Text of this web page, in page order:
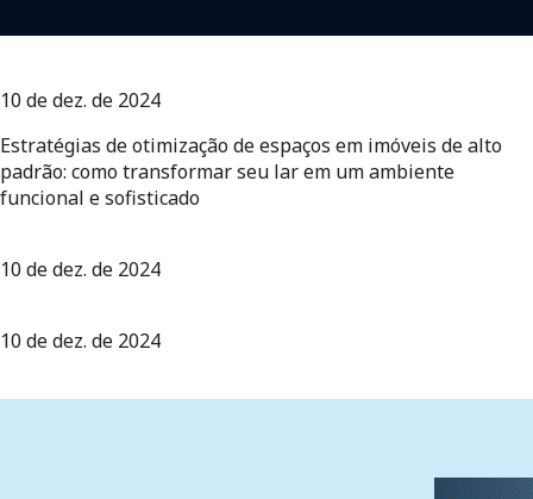
10 de dez. de 2024
Estratégias de otimização de espaços em imóveis de alto
padrão: como transformar seu lar em um ambiente
funcional e sofisticado
10 de dez. de 2024
10 de dez. de 2024